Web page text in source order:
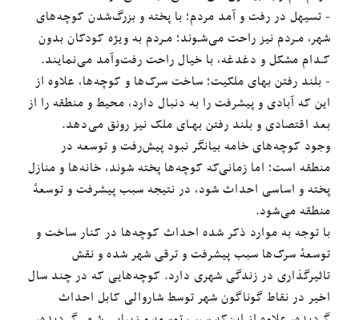
- تسیهل در رفت و آمد مردم؛ با پخته و بزرگ‌شدن کوچه‌های
شهر، مـردم نیز راحت می‌شـوند؛ مـردم به ویژه کودکان بدون
کـدام مشکل و دغدغه‌، با خیال راحت رفت‌وآمد می‌نمایند.
- بلند رفتن بهای ملکیت؛ ساخت سرک‌ها و کوچه‌ها، علاوه از
این‌ که آبادی و پیشرفت را به دنبال دارد، محیط و منطقه را از
بعد اقتصادی و بلند رفتن بهـای ملک نیز رونق می‌دهد.
وجود کوچه‌های خامه بیانگر نبود پیش‌رفت و توسعه در
منطقه است؛ اما زمانی‌که کوچه‌ها پخته شوند، خانه‌ها و منازل
پخته و اساسی احداث شود، در نتیجه سبب پیشرفت و توسعهٔ
منطقه می‌شود.
با توجه به موارد ذکر شده احداث کوچه‌ها در کنار ساخت و
توسعهٔ سرک‌ها سبب پیشرفت و ترقی شهر شده و نقش
تاثیرگذاری در زندگی شهری دارد. کوچه‌هایی که در چند سال
اخیر در نقاط گوناگون شهر توسط شاروالی کابل احداث